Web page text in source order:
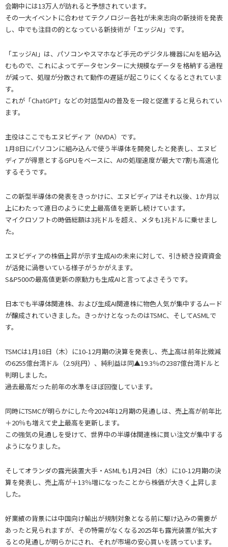
会期中には13万人が訪れると予想されています。
その一大イベントに合わせてテクノロジー各社が未来志向の新技術を発表
し、中でも注目の的となっている新技術が「エッジAI」です。
「エッジAI」は、パソコンやスマホなど手元のデジタル機器にAIを組み込
むもので、これによってデータセンターに大規模なデータを格納する過程
が減って、処理が分散されて動作の遅延が起こりにくくなるとされていま
す。
これが「ChatGPT」などの対話型AIの普及を一段と促進すると見られてい
ます。
主役はここでもエヌビディア（NVDA）です。
1月8日にパソコンに組み込んで使う半導体を開発したと発表し、エヌビ
ディアが得意とするGPUをベースに、AIの処理速度が最大で7割も高速化
するそうです。
この新型半導体の発表をきっかけに、エヌビディアはそれ以後、1か月以
上にわたって連日のように史上最高値を更新し続けています。
マイクロソフトの時価総額は3兆ドルを超え、メタも1兆ドルに乗せまし
た。
エヌビディアの株価上昇が示す生成AIの未来に対して、引き続き投資資金
が活発に渦巻いている様子がうかがえます。
S&P500の最高値更新の原動力も生成AIと言ってよさそうです。
日本でも半導体関連株、および生成AI関連株に物色人気が集中するムード
が醸成されていきました。きっかけとなったのはTSMC、そしてASMLで
す。
TSMCは1月18日（木）に10-12月期の決算を発表し、売上高は前年比微減
の6255億台湾ドル（2.9兆円）、純利益は同▲19.3％の2387億台湾ドルと
判明しました。
過去最高だった前年の水準をほぼ回復しています。
同時にTSMCが明らかにした今2024年12月期の見通しは、売上高が前年比
＋20％も増えて史上最高を更新します。
この強気の見通しを受けて、世界中の半導体関連株に買い注文が集中する
ようになりました。
そしてオランダの露光装置大手・ASMLも1月24日（水）に10-12月期の決
算を発表し、売上高が＋13％増になったことから株価が大きく上昇しま
した。
好業績の背景には中国向け輸出が規制対象となる前に駆け込みの需要が
あったと見られますが、その特需がなくなる2025年も露光装置が拡大す
るとの見通しが明らかにされ、それが市場の安心買いを誘っています。